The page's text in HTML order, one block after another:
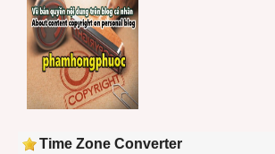
Time Zone Converter